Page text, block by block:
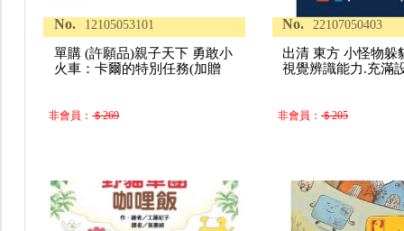
No. 12105053101
單購 (許願品)親子天下 勇敢小
火車：卡爾的特別任務(加贈
非會員：＄269
No. 22107050403
出清 東方 小怪物躲
視覺辨識能力.充滿
非會員： ＄205